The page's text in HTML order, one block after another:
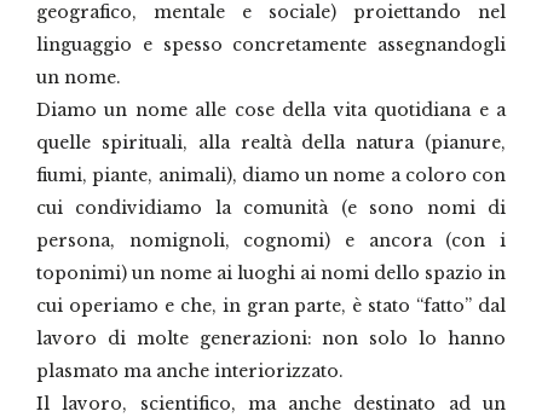
geografico, mentale e sociale) proiettando nel
linguaggio e spesso concretamente assegnandogli
un nome.
Diamo un nome alle cose della vita quotidiana e a
quelle spirituali, alla realtà della natura (pianure,
fiumi, piante, animali), diamo un nome a coloro con
cui condividiamo la comunità (e sono nomi di
persona, nomignoli, cognomi) e ancora (con i
toponimi) un nome ai luoghi ai nomi dello spazio in
cui operiamo e che, in gran parte, è stato “fatto” dal
lavoro di molte generazioni: non solo lo hanno
plasmato ma anche interiorizzato.
Il lavoro, scientifico, ma anche destinato ad un